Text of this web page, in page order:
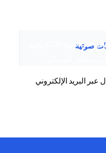
صوتية
عبر البريد الإلكتروني
يتظاهر المحتالون